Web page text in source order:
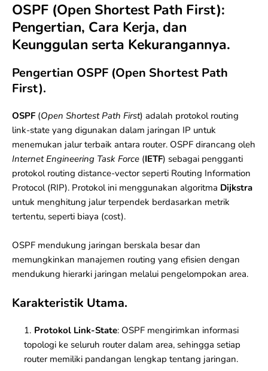
OSPF (Open Shortest Path First):
Pengertian, Cara Kerja, dan
Keunggulan serta Kekurangannya.
Pengertian OSPF (Open Shortest Path
First).
OSPF (Open Shortest Path First) adalah protokol routing
link-state yang digunakan dalam jaringan IP untuk
menemukan jalur terbaik antara router. OSPF dirancang oleh
Internet Engineering Task Force (IETF) sebagai pengganti
protokol routing distance-vector seperti Routing Information
Protocol (RIP). Protokol ini menggunakan algoritma Dijkstra
untuk menghitung jalur terpendek berdasarkan metrik
tertentu, seperti biaya (cost).
OSPF mendukung jaringan berskala besar dan
memungkinkan manajemen routing yang efisien dengan
mendukung hierarki jaringan melalui pengelompokan area.
Karakteristik Utama.
Protokol Link-State: OSPF mengirimkan informasi
topologi ke seluruh router dalam area, sehingga setiap
router memiliki pandangan lengkap tentang jaringan.